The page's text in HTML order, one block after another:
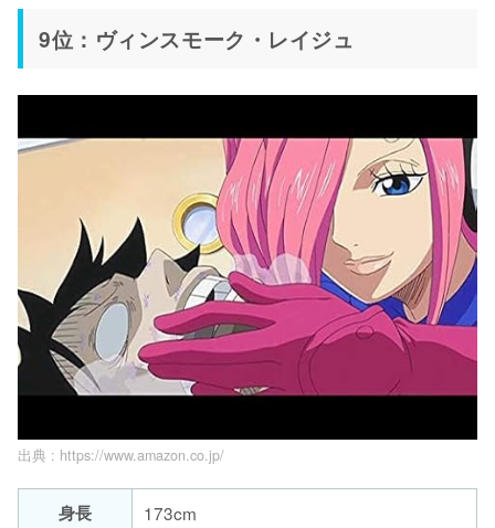
9位：ヴィンスモーク・レイジュ
出典 : https://www.amazon.co.jp/
身長
173cm